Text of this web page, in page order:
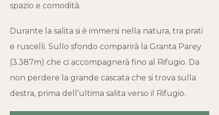
spazio e comodità.
Durante la salita si è immersi nella natura, tra prati
e ruscelli. Sullo sfondo comparirà la Granta Parey
(3.387m) che ci accompagnerà fino al Rifugio. Da
non perdere la grande cascata che si trova sulla
destra, prima dell’ultima salita verso il Rifugio.